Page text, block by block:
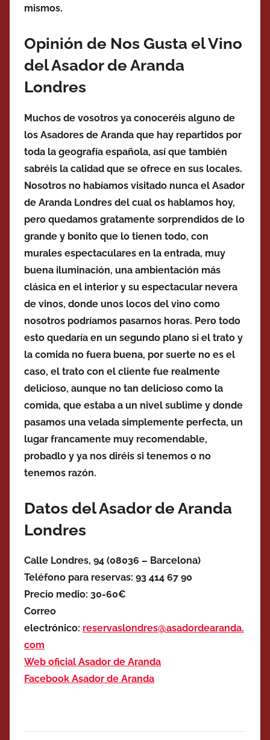
mismos.
Opinión de Nos Gusta el Vino
del Asador de Aranda
Londres
Muchos de vosotros ya conoceréis alguno de
los Asadores de Aranda que hay repartidos por
toda la geografía española, así que también
sabréis la calidad que se ofrece en sus locales.
Nosotros no habíamos visitado nunca el Asador
de Aranda Londres del cual os hablamos hoy,
pero quedamos gratamente sorprendidos de lo
grande y bonito que lo tienen todo, con
murales espectaculares en la entrada, muy
buena iluminación, una ambientación más
clásica en el interior y su espectacular nevera
de vinos, donde unos locos del vino como
nosotros podríamos pasarnos horas. Pero todo
esto quedaría en un segundo plano si el trato y
la comida no fuera buena, por suerte no es el
caso, el trato con el cliente fue realmente
delicioso, aunque no tan delicioso como la
comida, que estaba a un nivel sublime y donde
pasamos una velada simplemente perfecta, un
lugar francamente muy recomendable,
probadlo y ya nos diréis si tenemos o no
tenemos razón.
Datos del Asador de Aranda
Londres
Calle Londres, 94 (08036 – Barcelona)
Teléfono para reservas: 93 414 67 90
Precio medio: 30-60€
Correo
electrónico: reservaslondres@asadordearanda.
com
Web oficial Asador de Aranda
Facebook Asador de Aranda